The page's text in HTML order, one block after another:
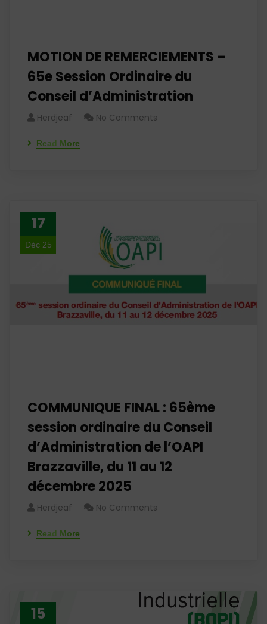
MOTION DE REMERCIEMENTS –
65e Session Ordinaire du
Conseil d’Administration
Herdjeaf No Comments
Read More
17
Déc 25
COMMUNIQUE FINAL : 65ème
session ordinaire du Conseil
d’Administration de l’OAPI
Brazzaville, du 11 au 12
décembre 2025
Herdjeaf No Comments
Read More
15